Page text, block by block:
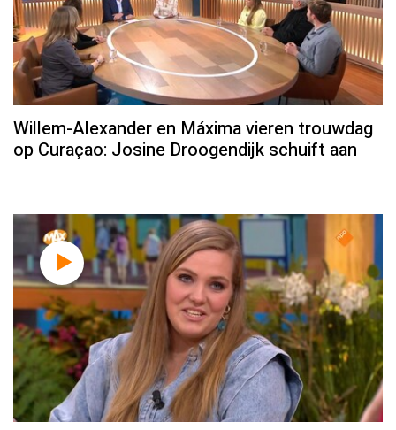
Willem-Alexander en Máxima vieren trouwdag
op Curaçao: Josine Droogendijk schuift aan